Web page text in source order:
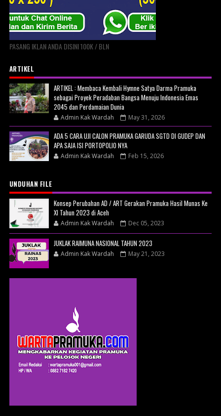
PASANG IKLAN ANDA DISINI 100K / BLN
ARTIKEL
ARTIKEL : Membaca Kembali Hymne Satya Darma Pramuka
sebagai Proyek Peradaban Bangsa Menuju Indonesia Emas
2045 dan Perdamaian Dunia
Admin Kak Wardah May 31, 2026
ADA 5 CARA UJI CALON PRAMUKA GARUDA SGTD DI GUDEP DAN
APA SAJA ISI PORTOPOLIO NYA
Admin Kak Wardah Feb 15, 2026
UNDUHAN FILE
Konsep Perubahan AD / ART Gerakan Pramuka Hasil Munas Ke
XI Tahun 2023 di Aceh
Admin Kak Wardah Dec 05, 2023
JUKLAK RAIMUNA NASIONAL TAHUN 2023
Admin Kak Wardah May 21, 2023